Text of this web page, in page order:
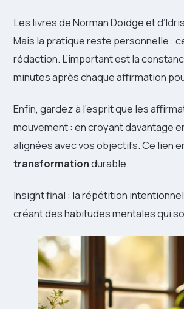
Les livres de Norman Doidge et
Mais la pratique reste personnelle :
rédaction. L’important est la
minutes après chaque affirmation
Enfin, gardez à l’esprit que les
mouvement : en croyant davantage
alignées avec vos objectifs. Ce lien
transformationdurable.
Insight final : la répétition
créant des habitudes mentales qui